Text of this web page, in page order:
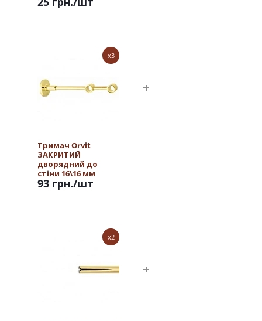
x3
Тримач Orvit
ЗАКРИТИЙ
дворядний до
стіни 16\16 мм
ЗОЛОТО
93 грн./шт
x2